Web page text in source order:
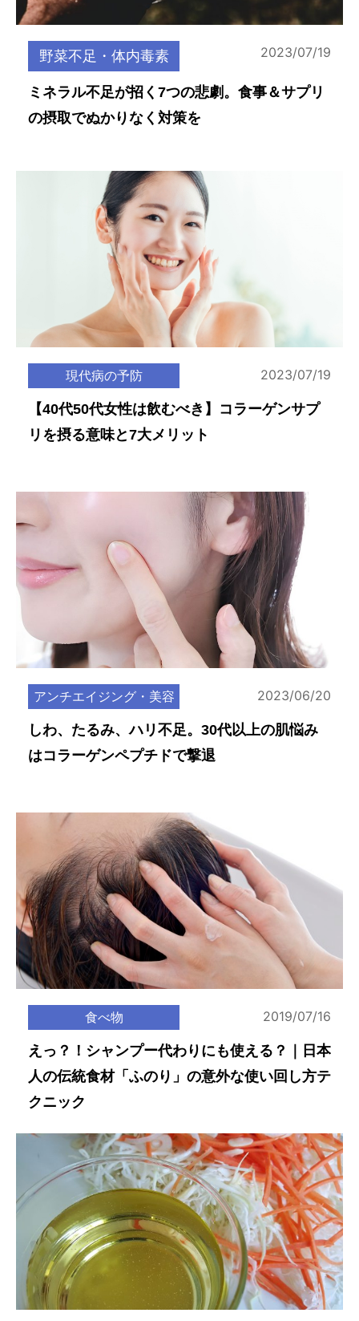
野菜不足・体内毒素 2023/07/19
ミネラル不足が招く7つの悲劇。食事＆サプリ
の摂取でぬかりなく対策を
現代病の予防 2023/07/19
【40代50代女性は飲むべき】コラーゲンサプ
リを摂る意味と7大メリット
アンチエイジング・美容 2023/06/20
しわ、たるみ、ハリ不足。30代以上の肌悩み
はコラーゲンペプチドで撃退
食べ物 2019/07/16
えっ？！シャンプー代わりにも使える？｜日本
人の伝統食材「ふのり」の意外な使い回し方テ
クニック